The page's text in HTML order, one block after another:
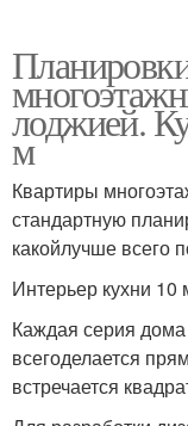
лоджией.
м
Квартиры
стандартную
какойлучше всего
Интерьер кухни 10
Каждая серия
всегоделается
встречается